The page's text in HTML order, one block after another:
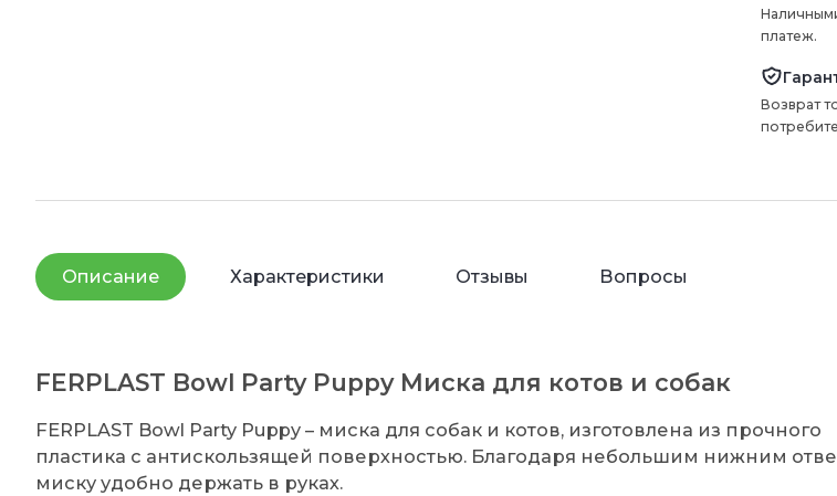
платеж.
Возврат
Описание Характеристики Отзывы Вопросы
FERPLAST Bowl Party Puppy Миска для котов и собак
FERPLAST Bowl Party Puppy – миска для собак и котов, изготовлена из прочного
пластика с антискользящей поверхностью. Благодаря небольшим нижним
миску удобно держать в руках.